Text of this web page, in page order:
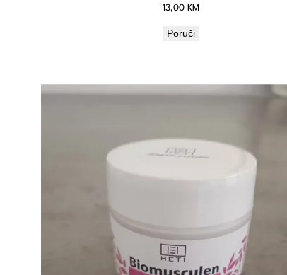
13,00 KM
Poruči